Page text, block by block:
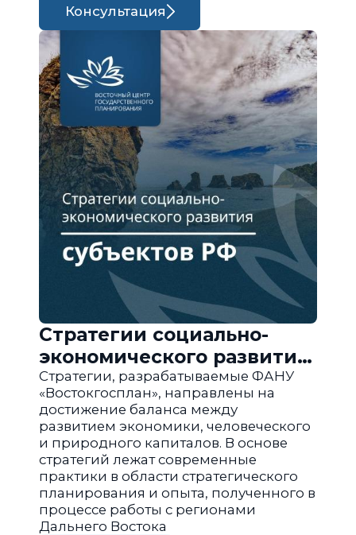
Консультация
Стратегии социально-
экономического развития
субъектов РФ
Стратегии, разрабатываемые ФАНУ
«Востокгосплан», направлены на
достижение баланса между
развитием экономики, человеческого
и природного капиталов. В основе
стратегий лежат современные
практики в области стратегического
планирования и опыта, полученного в
процессе работы с регионами
Дальнего Востока